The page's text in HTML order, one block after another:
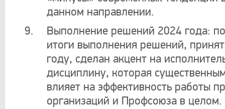
данном направлении.
Выполнение решений 2024 года:
итоги выполнения решений,
году, сделан акцент на
дисциплину, которая
влияет на эффективность работы
организаций и Профсоюза в целом.